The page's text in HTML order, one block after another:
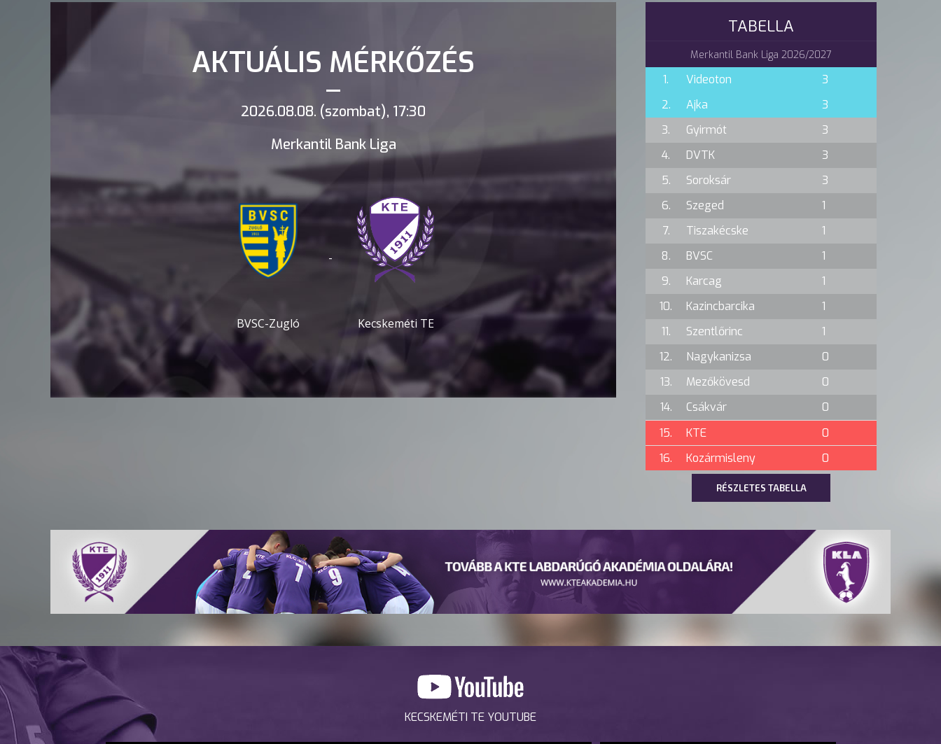
AKTUÁLIS MÉRKŐZÉS
2026.08.08. (szombat), 17:30
Merkantil Bank Liga
BVSC-Zugló
-
Kecskeméti TE
TABELLA
Merkantil Bank Liga 2026/2027
1. Videoton
3
2.
Ajka
3
3.
Gyirmót
3
4.
DVTK
3
5.
Soroksár
3
6.
Szeged
1
7.
Tiszakécske
1
8.
BVSC
1
9.
Karcag
1
10.
Kazincbarcika
1
11.
Szentlőrinc
1
12.
Nagykanizsa
0
13.
Mezőkövesd
0
14.
Csákvár
0
15.
KTE
0
16.
Kozármisleny 0
RÉSZLETES TABELLA
KECSKEMÉTI TE YOUTUBE